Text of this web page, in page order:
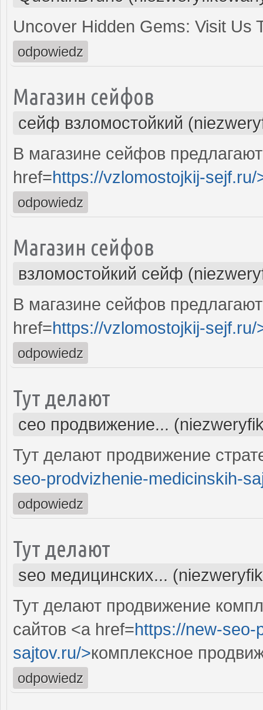
Uncover Hidden Gems: Visit Us
odpowiedz
Магазин сейфов
сейф взломостойкий
В магазине сейфов
href=https://vzlomostojkij-sejf.ru/
odpowiedz
Магазин сейфов
взломостойкий сейф
В магазине сейфов
href=https://vzlomostojkij-sejf.ru/
odpowiedz
Тут делают
сео продвижение...
Тут делают продвижение
seo-prodvizhenie-medicinskih-
odpowiedz
Тут делают
seo медицинских...
Тут делают продвижение
сайтов <a href=https://new-seo-
sajtov.ru/>комплексное
odpowiedz